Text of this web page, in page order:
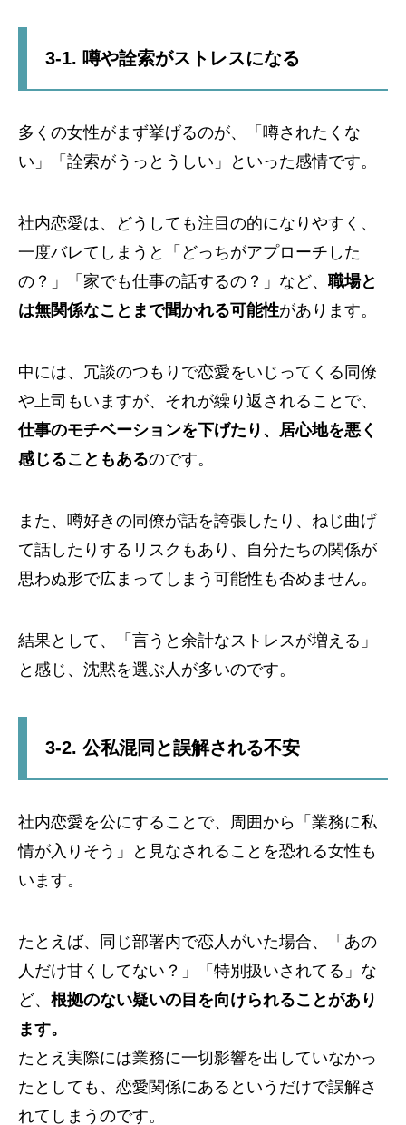
3-1. 噂や詮索がストレスになる
多くの女性がまず挙げるのが、「噂されたくな
い」「詮索がうっとうしい」といった感情です。
社内恋愛は、どうしても注目の的になりやすく、
一度バレてしまうと「どっちがアプローチした
の？」「家でも仕事の話するの？」など、 職場と
は無関係なことまで聞かれる可能性があります。
中には、冗談のつもりで恋愛をいじってくる同僚
や上司もいますが、それが繰り返されることで、
仕事のモチベーションを下げたり、居心地を悪く
感じることもあるのです。
また、噂好きの同僚が話を誇張したり、ねじ曲げ
て話したりするリスクもあり、自分たちの関係が
思わぬ形で広まってしまう可能性も否めません。
結果として、「言うと余計なストレスが増える」
と感じ、沈黙を選ぶ人が多いのです。
3-2. 公私混同と誤解される不安
社内恋愛を公にすることで、周囲から「業務に私
情が入りそう」と見なされることを恐れる女性も
います。
たとえば、同じ部署内で恋人がいた場合、「あの
人だけ甘くしてない？」「特別扱いされてる」な
ど、 根拠のない疑いの目を向けられることがあり
ます。
たとえ実際には業務に一切影響を出していなかっ
たとしても、恋愛関係にあるというだけで誤解さ
れてしまうのです。